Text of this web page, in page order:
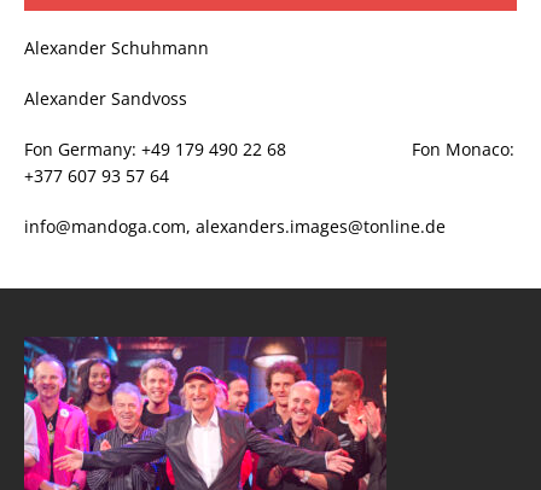
Alexander Schuhmann
Alexander Sandvoss
Fon Germany: +49 179 490 22 68 Fon Monaco:
+377 607 93 57 64
info@mandoga.com, alexanders.images@tonline.de